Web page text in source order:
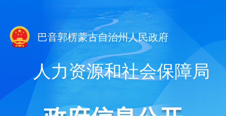
巴音郭楞蒙古自治州人民政府
人力资源和社会保障局